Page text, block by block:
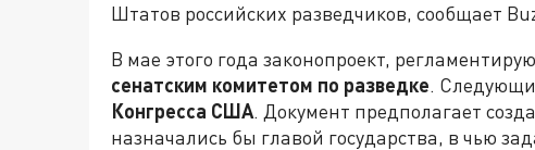
Штатов российских разведчиков, сообщает
В мае этого года законопроект,
сенатским комитетом по разведке.
Конгресса США. Документ предполагает
назначались бы главой государства, в чью